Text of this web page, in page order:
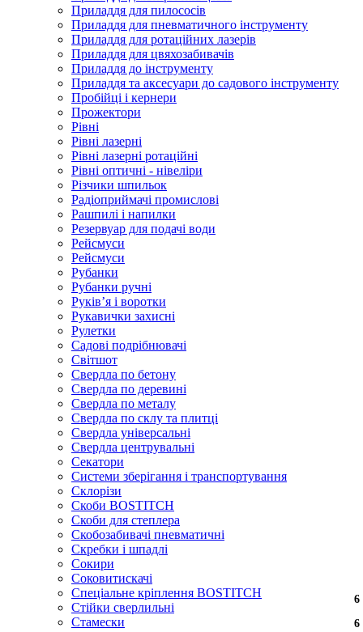
Приладдя для пилососів
Приладдя для пневматичного інструменту
Приладдя для ротаційних лазерів
Приладдя для цвяхозабивачів
Приладдя до інструменту
Приладдя та аксесуари до садового інструменту
Пробійці і кернери
Прожектори
Рівні
Рівні лазерні
Рівні лазерні ротаційні
Рівні оптичні - нівеліри
Різчики шпильок
Радіоприймачі промислові
Рашпилі і напилки
Резервуар для подачі води
Рейсмуси
Рейсмуси
Рубанки
Рубанки ручні
Руківʼя і воротки
Рукавички захисні
Рулетки
Садові подрібнювачі
Світшот
Свердла по бетону
Свердла по деревині
Свердла по металу
Свердла по склу та плитці
Свердла універсальні
Свердла центрувальні
Секатори
Системи зберігання і транспортування
Склорізи
Скоби BOSTITCH
Скоби для степлера
Скобозабивачі пневматичні
Скребки і шпадлі
Сокири
Соковитискачі
Спеціальне кріплення BOSTITCH
Стійки сверлильні
Стамески
6
6
6
6